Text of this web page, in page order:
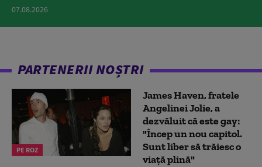
07.08.2026
PARTENERII NOȘTRI
PE ROZ
James Haven, fratele
Angelinei Jolie, a
dezvăluit că este gay:
"Încep un nou capitol.
Sunt liber să trăiesc o
viață plină"